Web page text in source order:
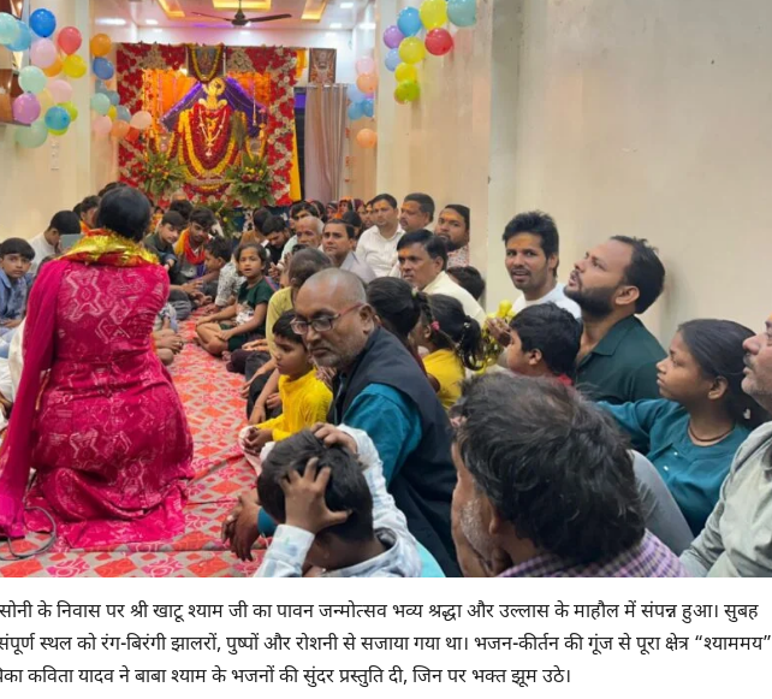
के निवास पर श्री खाटू श्याम जी का पावन जन्मोत्सव भव्य श्रद्धा और उल्लास के माहौल में संपन्न हुआ। सुबह
स्थल को रंग-बिरंगी झालरों, पुष्पों और रोशनी से सजाया गया था। भजन-कीर्तन की गूंज से पूरा क्षेत्र “श्याममय”
कविता यादव ने बाबा श्याम के भजनों की सुंदर प्रस्तुति दी, जिन पर भक्त झूम उठे।